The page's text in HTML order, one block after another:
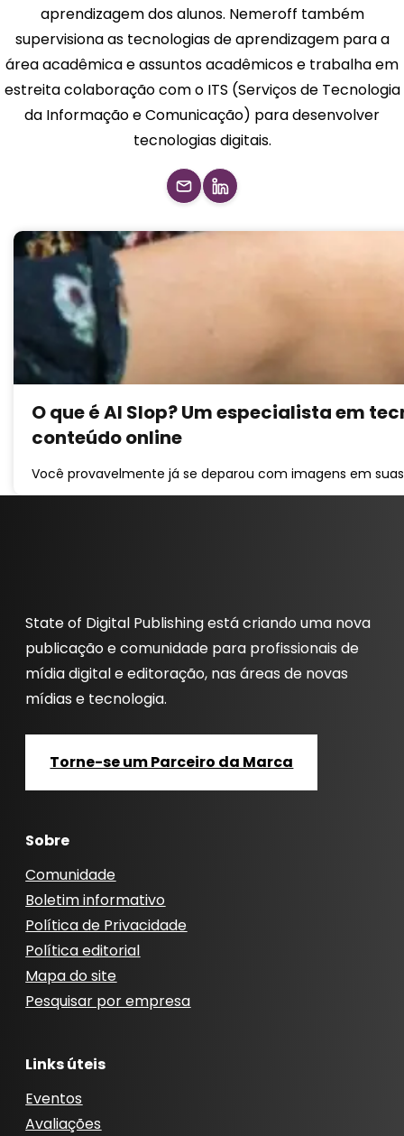
aprendizagem dos alunos. Nemeroff também
supervisiona as tecnologias de aprendizagem para a
área acadêmica e assuntos acadêmicos e trabalha em
estreita colaboração com o ITS (Serviços de Tecnologia
da Informação e Comunicação) para desenvolver
tecnologias digitais.
O que é AI Slop? Um especialista em
conteúdo online
Você provavelmente já se deparou com imagens em
State of Digital Publishing está criando uma nova
publicação e comunidade para profissionais de
mídia digital e editoração, nas áreas de novas
mídias e tecnologia.
Torne-se um Parceiro da Marca
Sobre
Comunidade
Boletim informativo
Política de Privacidade
Política editorial
Mapa do site
Pesquisar por empresa
Links úteis
Eventos
Avaliações